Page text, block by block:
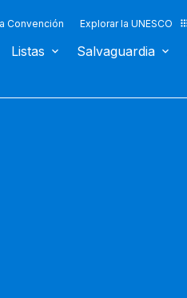
Convención Explorar la UNESCO
Listas Salvaguardia